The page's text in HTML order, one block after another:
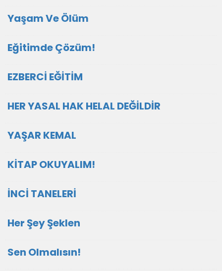
Yaşam Ve Ölüm
Eğitimde Çözüm!
EZBERCİ EĞİTİM
HER YASAL HAK HELAL DEĞİLDİR
YAŞAR KEMAL
KİTAP OKUYALIM!
İNCİ TANELERİ
Her Şey Şeklen
Sen Olmalısın!